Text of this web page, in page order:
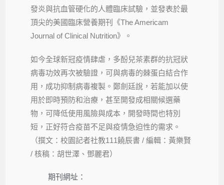
發炎與抗血管硬化的人體臨床試驗，並發表於最
頂尖的美國臨床營養期刊《The Americam
Journal of Clinical Nutrition》。
如今全球新冠疫情肆虐，多酚兒茶素群的抗冠狀
病毒功效再次被驗證，可與病毒的棘蛋白結合作
用，成功抑制病毒複製。鄭劍廷說，若能加以使
用於即時預防和治療，甚至開發成相關候選藥
物，可降低使用風險與成本，開發時間也特別
短，正好符合疫苗不足與疫情急迫性的需求。
（撰文：校園記者社教111饒辰書 / 編輯：黃樂賢
/ 核稿：胡世澤、鄧麗君）
期刊網址：